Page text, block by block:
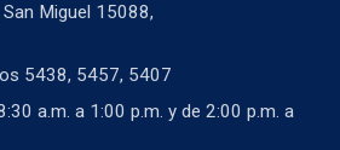
Miguel 15088,
5438, 5457, 5407
a.m. a 1:00 p.m. y de 2:00 p.m. a